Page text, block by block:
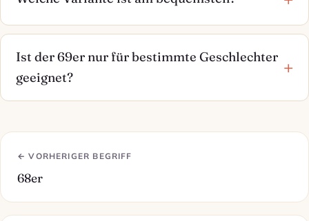
Ist der 69er nur für bestimmte Geschlechter
geeignet?
← VORHERIGER BEGRIFF
68er